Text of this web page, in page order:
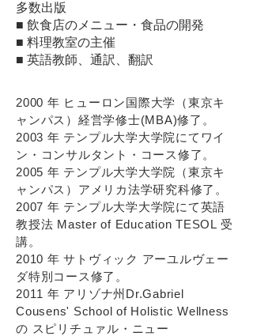
多数出版
■ 飲⾷店のメニュー・⾷品の開発
■ 料理教室の主催
■ 英語教師、通訳、翻訳
2000 年 ヒューロン国際⼤学（東京キ
ャンパス）経営学修⼠(MBA)修了。
2003 年 テンプル⼤学⼤学院にてワイ
ン・コンサルタント・コース修了。
2005 年 テンプル⼤学⼤学院（東京キ
ャンパス）アメリカ法学研究科修了。
2007 年 テンプル⼤学⼤学院にて英語
教授法 Master of Education TESOL 受
講。
2010 年 サトヴィック アーユルヴェー
ダ特別コース修了。
2011 年 アリゾナ州Dr.Gabriel
Cousens' School of Holistic Wellness
の スピリチュァル・ニュー